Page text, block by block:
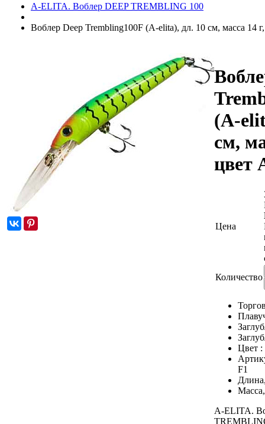
A-ELITA. Воблер DEEP TREMBLING 100
Воблер Deep Trembling100F (A-elita), дл. 10 см, масса 14
(A-
см,
цвет
Цена
Количество
Цвет :
F1
A-ELITA.